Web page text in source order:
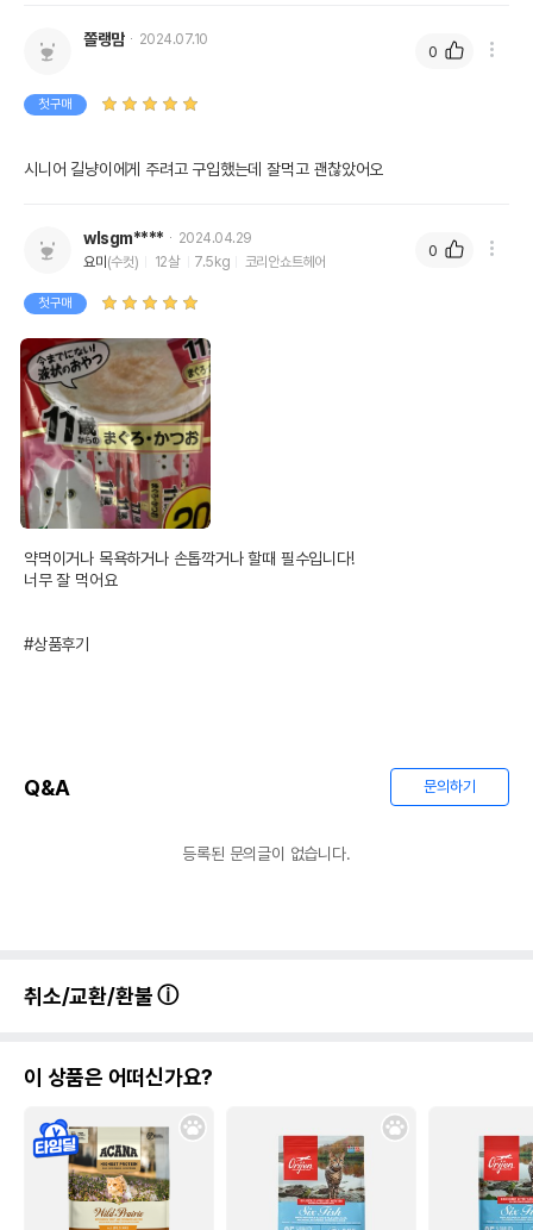
쫄랭맘 2024.07.10
첫구매
시니어 길냥이에게 주려고 구입했는데 잘먹고 괜찮았어오
0
wlsgm****
2024.04.29
요미 (수컷) 12살 7.5kg 코리안쇼트헤어
첫구매
약먹이거나 목욕하거나 손톱깍거나 할때 필수입니다!
너무 잘 먹어요
#상품후기
0
Q&A 문의하기
등록된 문의글이 없습니다.
취소/교환/환불
이 상품은 어떠신가요?